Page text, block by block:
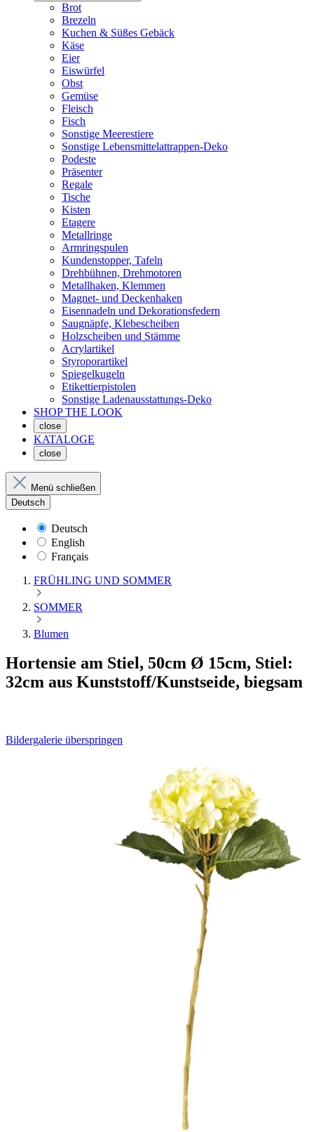
Brot
Brezeln
Kuchen & Süßes Gebäck
Käse
Eier
Eiswürfel
Obst
Gemüse
Fleisch
Fisch
Sonstige Meerestiere
Sonstige Lebensmittelattrappen-Deko
Podeste
Präsenter
Regale
Tische
Kisten
Etagere
Metallringe
Armringspulen
Kundenstopper, Tafeln
Drehbühnen, Drehmotoren
Metallhaken, Klemmen
Magnet- und Deckenhaken
Eisennadeln und Dekorationsfedern
Saugnäpfe, Klebescheiben
Holzscheiben und Stämme
Acrylartikel
Styroporartikel
Spiegelkugeln
Etikettierpistolen
Sonstige Ladenausstattungs-Deko
SHOP THE LOOK
close
KATALOGE
close
Menü schließen
Deutsch
Deutsch
English
Français
FRÜHLING UND SOMMER
SOMMER
Blumen
Hortensie am Stiel, 50cm Ø 15cm, Stiel:
32cm aus Kunststoff/Kunstseide, biegsam
Bildergalerie überspringen